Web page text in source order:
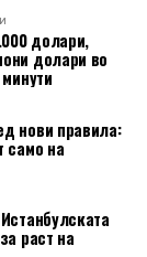
долари,
долари во
нови правила:
само на
раст на